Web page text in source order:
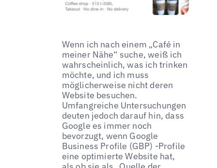
Wenn ich nach einem „Café in
meiner Nähe“ suche, weiß ich
wahrscheinlich, was ich trinken
möchte, und ich muss
möglicherweise nicht deren
Website besuchen.
Umfangreiche Untersuchungen
deuten jedoch darauf hin, dass
Google es immer noch
bevorzugt, wenn Google
Business Profile (GBP) -Profile
eine optimierte Website hat,